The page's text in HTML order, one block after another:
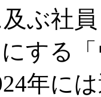
及ぶ社
する
年に